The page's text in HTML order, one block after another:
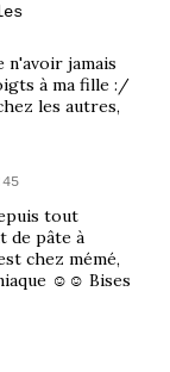
n'avoir jamais
à ma fille :/
les autres,
tout
de pâte à
chez mémé,
☺☺ Bises